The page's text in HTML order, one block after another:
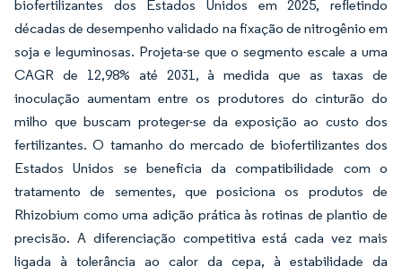
biofertilizantes dos Estados Unidos em 2025, refletindo
décadas de desempenho validado na fixação de nitrogênio em
soja e leguminosas. Projeta-se que o segmento escale a uma
CAGR de 12,98% até 2031, à medida que as taxas de
inoculação aumentam entre os produtores do cinturão do
milho que buscam proteger-se da exposição ao custo dos
fertilizantes. O tamanho do mercado de biofertilizantes dos
Estados Unidos se beneficia da compatibilidade com o
tratamento de sementes, que posiciona os produtos de
Rhizobium como uma adição prática às rotinas de plantio de
precisão. A diferenciação competitiva está cada vez mais
ligada à tolerância ao calor da cepa, à estabilidade da